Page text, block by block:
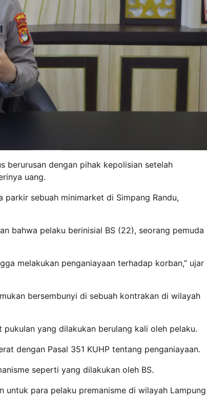
berurusan dengan pihak kepolisian setelah
uang.
sebuah minimarket di Simpang Randu,
bahwa pelaku berinisial BS (22), seorang pemuda
melakukan penganiayaan terhadap korban,” ujar
bersembunyi di sebuah kontrakan di wilayah
yang dilakukan berulang kali oleh pelaku.
dengan Pasal 351 KUHP tentang penganiayaan.
seperti yang dilakukan oleh BS.
untuk para pelaku premanisme di wilayah Lampung